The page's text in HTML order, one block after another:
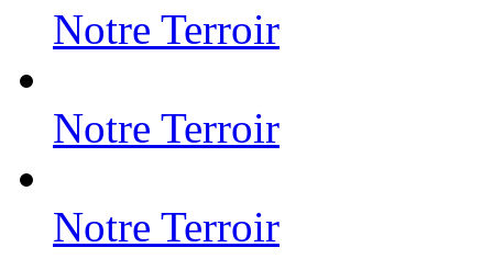
Notre Terroir
Notre Terroir
Notre Terroir